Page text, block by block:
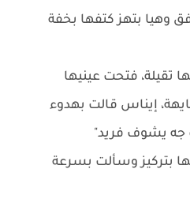
وهيا بتهز كتفها بخفة
تقيلة، فتحت عينيها
إيناس قالت بهدوء
جه يشوف فريد"
بتركيز وسألت بسرعة